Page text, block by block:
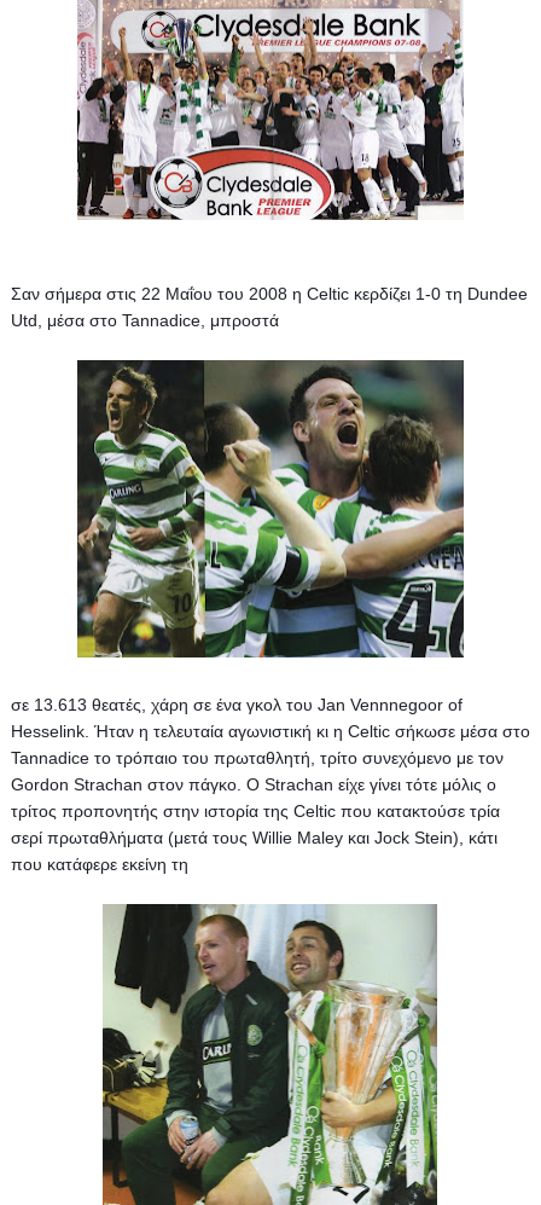
Σαν σήμερα στις 22 Μαΐου του 2008 η Celtic κερδίζει 1-0 τη Dundee
Utd, μέσα στο Tannadice, μπροστά
σε 13.613 θεατές, χάρη σε ένα γκολ του Jan Vennnegoor of
Hesselink. Ήταν η τελευταία αγωνιστική κι η Celtic σήκωσε μέσα στο
Tannadice το τρόπαιο του πρωταθλητή, τρίτο συνεχόμενο με τον
Gordon Strachan στον πάγκο. Ο Strachan είχε γίνει τότε μόλις ο
τρίτος προπονητής στην ιστορία της Celtic που κατακτούσε τρία
σερί πρωταθλήματα (μετά τους Willie Maley και Jock Stein), κάτι
που κατάφερε εκείνη τη